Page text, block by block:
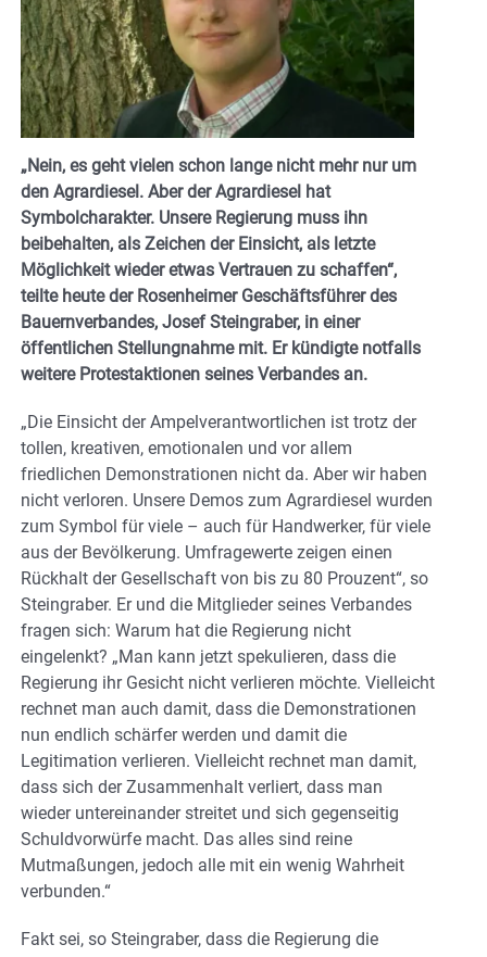
„Nein, es geht vielen schon lange nicht mehr nur um
den Agrardiesel. Aber der Agrardiesel hat
Symbolcharakter. Unsere Regierung muss ihn
beibehalten, als Zeichen der Einsicht, als letzte
Möglichkeit wieder etwas Vertrauen zu schaffen“,
teilte heute der Rosenheimer Geschäftsführer des
Bauernverbandes, Josef Steingraber, in einer
öffentlichen Stellungnahme mit. Er kündigte notfalls
weitere Protestaktionen seines Verbandes an.
„Die Einsicht der Ampelverantwortlichen ist trotz der
tollen, kreativen, emotionalen und vor allem
friedlichen Demonstrationen nicht da. Aber wir haben
nicht verloren. Unsere Demos zum Agrardiesel wurden
zum Symbol für viele – auch für Handwerker, für viele
aus der Bevölkerung. Umfragewerte zeigen einen
Rückhalt der Gesellschaft von bis zu 80 Prouzent“, so
Steingraber. Er und die Mitglieder seines Verbandes
fragen sich: Warum hat die Regierung nicht
eingelenkt? „Man kann jetzt spekulieren, dass die
Regierung ihr Gesicht nicht verlieren möchte. Vielleicht
rechnet man auch damit, dass die Demonstrationen
nun endlich schärfer werden und damit die
Legitimation verlieren. Vielleicht rechnet man damit,
dass sich der Zusammenhalt verliert, dass man
wieder untereinander streitet und sich gegenseitig
Schuldvorwürfe macht. Das alles sind reine
Mutmaßungen, jedoch alle mit ein wenig Wahrheit
verbunden.“
Fakt sei, so Steingraber, dass die Regierung die